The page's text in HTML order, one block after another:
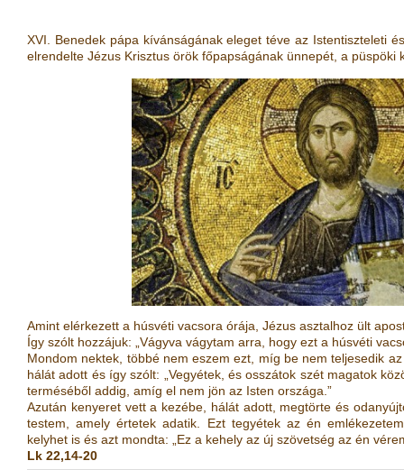
XVI. Benedek pápa kívánságának eleget téve az Istentiszteleti
elrendelte Jézus Krisztus örök főpapságának ünnepét, a
Amint elérkezett a húsvéti vacsora órája, Jézus asztalhoz ült
Így szólt hozzájuk: „Vágyva vágytam arra, hogy ezt a húsvéti
Mondom nektek, többé nem eszem ezt, míg be nem teljesedik
hálát adott és így szólt: „Vegyétek, és osszátok szét magatok
terméséből addig, amíg el nem jön az Isten országa.”
Azután kenyeret vett a kezébe, hálát adott, megtörte és
testem, amely értetek adatik. Ezt tegyétek az én
kelyhet is és azt mondta: „Ez a kehely az új szövetség az én
Lk 22,14-20